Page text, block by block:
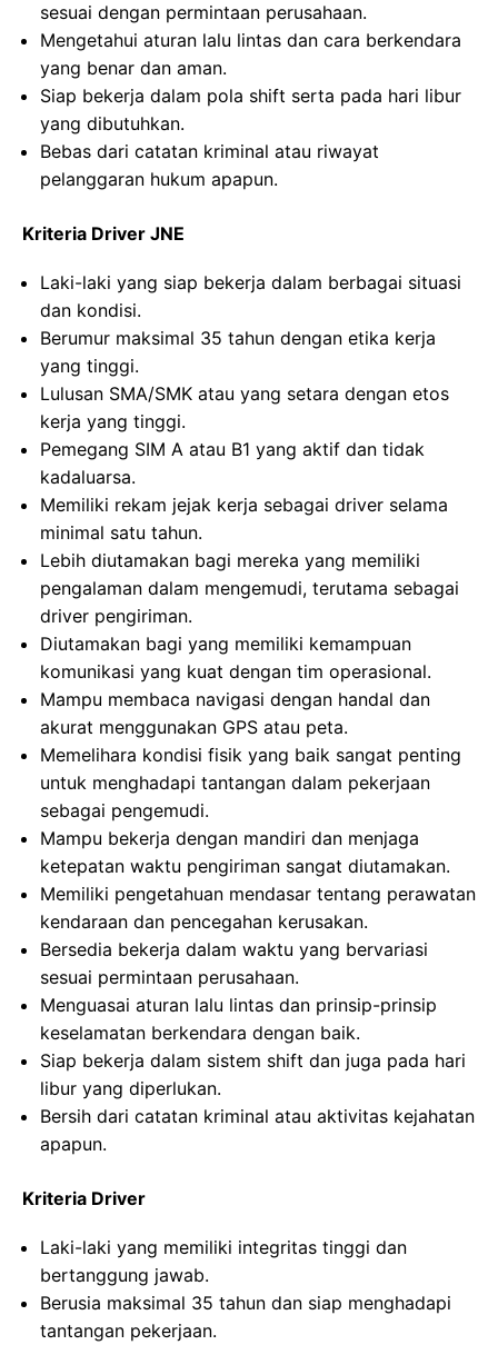
sesuai dengan permintaan perusahaan.
Mengetahui aturan lalu lintas dan cara berkendara
yang benar dan aman.
Siap bekerja dalam pola shift serta pada hari libur
yang dibutuhkan.
Bebas dari catatan kriminal atau riwayat
pelanggaran hukum apapun.
Kriteria Driver JNE
Laki-laki yang siap bekerja dalam berbagai situasi
dan kondisi.
Berumur maksimal 35 tahun dengan etika kerja
yang tinggi.
Lulusan SMA/SMK atau yang setara dengan etos
kerja yang tinggi.
Pemegang SIM A atau B1 yang aktif dan tidak
kadaluarsa.
Memiliki rekam jejak kerja sebagai driver selama
minimal satu tahun.
Lebih diutamakan bagi mereka yang memiliki
pengalaman dalam mengemudi, terutama sebagai
driver pengiriman.
Diutamakan bagi yang memiliki kemampuan
komunikasi yang kuat dengan tim operasional.
Mampu membaca navigasi dengan handal dan
akurat menggunakan GPS atau peta.
Memelihara kondisi fisik yang baik sangat penting
untuk menghadapi tantangan dalam pekerjaan
sebagai pengemudi.
Mampu bekerja dengan mandiri dan menjaga
ketepatan waktu pengiriman sangat diutamakan.
Memiliki pengetahuan mendasar tentang perawatan
kendaraan dan pencegahan kerusakan.
Bersedia bekerja dalam waktu yang bervariasi
sesuai permintaan perusahaan.
Menguasai aturan lalu lintas dan prinsip-prinsip
keselamatan berkendara dengan baik.
Siap bekerja dalam sistem shift dan juga pada hari
libur yang diperlukan.
Bersih dari catatan kriminal atau aktivitas kejahatan
apapun.
Kriteria Driver
Laki-laki yang memiliki integritas tinggi dan
bertanggung jawab.
Berusia maksimal 35 tahun dan siap menghadapi
tantangan pekerjaan.